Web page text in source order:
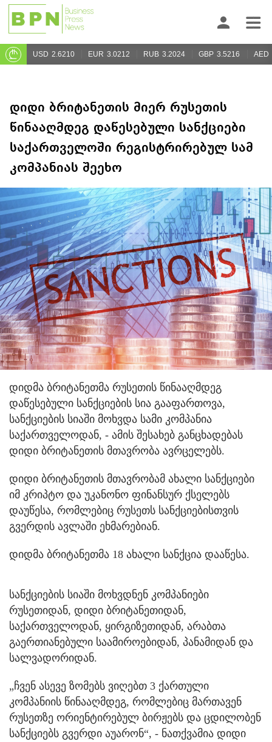
USD 2.6210 EUR 3.0212 RUB 3.2024 GBP 3.5216 AED
დიდი ბრიტანეთის მიერ რუსეთის
წინააღმდეგ დაწესებული სანქციები
საქართველოში რეგისტრირებულ სამ
კომპანიას შეეხო
დიდმა ბრიტანეთმა რუსეთის წინააღმდეგ
დაწესებული სანქციების სია გააფართოვა,
სანქციების სიაში მოხვდა სამი კომპანია
საქართველოდან, - ამის შესახებ განცხადებას
დიდი ბრიტანეთის მთავრობა ავრცელებს.
დიდი ბრიტანეთის მთავრობამ ახალი სანქციები
იმ კრიპტო და უკანონო ფინანსურ ქსელებს
დაუწესა, რომლებიც რუსეთს სანქციებისთვის
გვერდის ავლაში ეხმარებიან.
დიდმა ბრიტანეთმა 18 ახალი სანქცია დააწესა.
სანქციების სიაში მოხვდნენ კომპანიები
რუსეთიდან, დიდი ბრიტანეთიდან,
საქართველოდან, ყირგიზეთიდან, არაბთა
გაერთიანებული საამიროებიდან, პანამიდან და
სალვადორიდან.
„ჩვენ ასევე ზომებს ვიღებთ 3 ქართული
კომპანიის წინააღმდეგ, რომლებიც მართავენ
რუსეთზე ორიენტირებულ ბირჟებს და ცდილობენ
სანქციებს გვერდი აუარონ“, - ნათქვამია დიდი